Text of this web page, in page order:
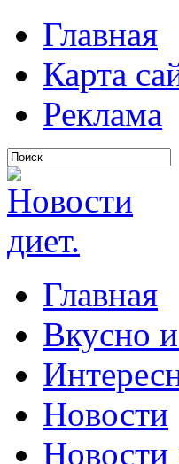
Главная
Карта
Реклама
Главная
Вкусно
Новости
Новости